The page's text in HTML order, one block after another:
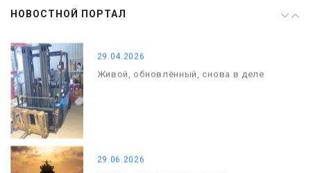
НОВОСТНОЙ ПОРТАЛС Днём Победы. Память, которая с
29.04.2026
Живой, обновлённый, снова в деле
29.06.2026